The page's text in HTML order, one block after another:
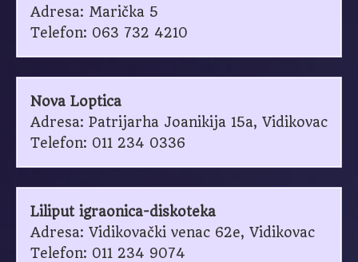
Adresa: Marička 5
Telefon: 063 732 4210
Nova Loptica
Adresa: Patrijarha Joanikija 15a, Vidikovac
Telefon: 011 234 0336
Liliput igraonica-diskoteka
Adresa: Vidikovački venac 62e, Vidikovac
Telefon: 011 234 9074